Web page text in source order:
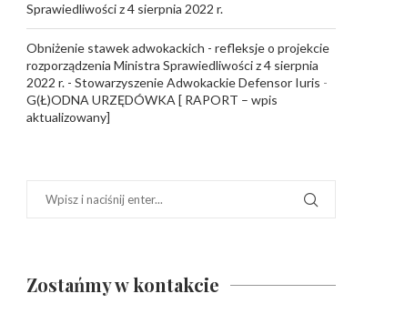
Sprawiedliwości z 4 sierpnia 2022 r.
Obniżenie stawek adwokackich - refleksje o projekcie
rozporządzenia Ministra Sprawiedliwości z 4 sierpnia
2022 r. - Stowarzyszenie Adwokackie Defensor Iuris -
G(Ł)ODNA URZĘDÓWKA [ RAPORT – wpis
aktualizowany]
Zostańmy w kontakcie